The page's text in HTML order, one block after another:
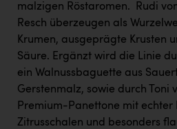
malzigen Röstaromen. Rudi
Resch überzeugen als
Krumen, ausgeprägte Krusten
Säure. Ergänzt wird die Linie
ein Walnussbaguette aus
Gerstenmalz, sowie durch Toni
Premium-Panettone mit echter
Zitrusschalen und besonders